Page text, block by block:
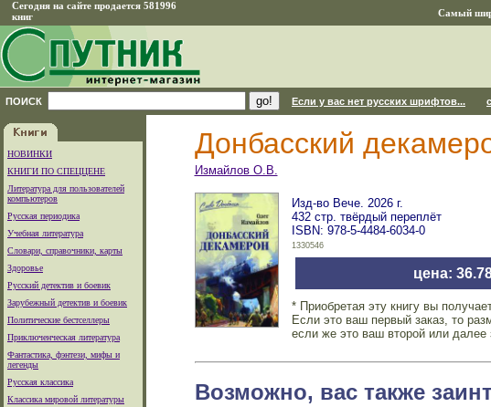
Сегодня на сайте продается 581996
книг
Самый
ПОИСК Если у вас нет русских шрифтов...
НОВИНКИ
КНИГИ ПО СПЕЦЦЕНЕ
Литература для пользователей
компьютеров
Русская периодика
Учебная литература
Словари, справочники, карты
Здоровье
Русский детектив и боевик
Зарубежный детектив и боевик
Политические бестселлеры
Приключенческая литература
Фантастика, фэнтези, мифы и
легенды
Русская классика
Классика мировой литературы
Донбасский
Измайлов О.В.
Изд-во Вече. 2026 г.
432 стр. твёрдый переплёт
ISBN: 978-5-4484-6034-0
1330546
цена:
* Приобретая эту книгу вы
Если это ваш первый заказ, то
если же это ваш второй или далее
Возможно, вас также